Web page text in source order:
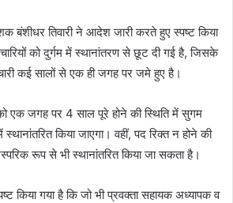
बंशीधर तिवारी ने आदेश जारी करते हुए स्पष्ट किया
को दुर्गम में स्थानांतरण से छूट दी गई है, जिसके
कई सालों से एक ही जगह पर जमे हुए है।
एक जगह पर 4 साल पूरे होने की स्थिति में सुगम
किया जाएगा। वहीं, पद रिक्त न होने की
रूप से भी स्थानांतरित किया जा सकता है।
किया गया है कि जो भी प्रवक्ता सहायक अध्यापक व